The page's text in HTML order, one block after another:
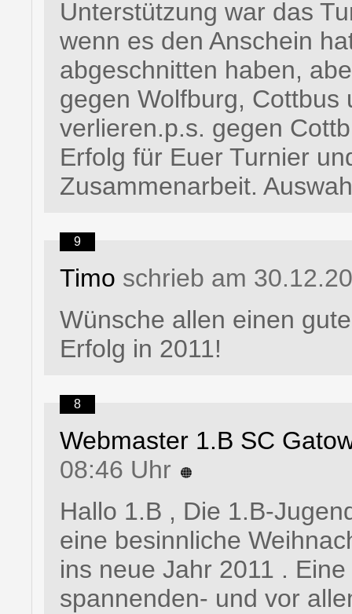
Unterstützung war das
wenn es den Anschein
abgeschnitten haben,
gegen Wolfburg,
verlieren.p.s. gegen
Erfolg für Euer Turnier
Zusammenarbeit.
9
Timo schrieb am
Wünsche allen einen
Erfolg in 2011!
8
Webmaster 1.B SC
08:46 Uhr
Hallo 1.B , Die 1.B-
eine besinnliche
ins neue Jahr 2011 .
spannenden- und vor